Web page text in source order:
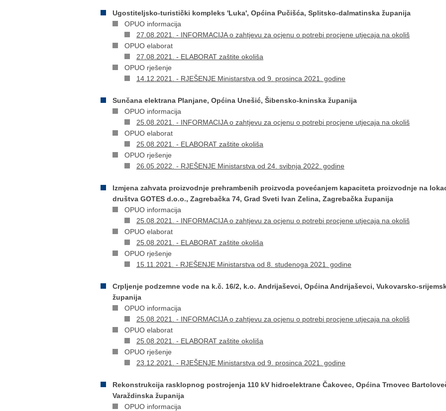
Ugostiteljsko-turistički kompleks 'Luka', Općina Pučišća, Splitsko-dalmatinska županija
OPUO informacija
27.08.2021. - INFORMACIJA o zahtjevu za ocjenu o potrebi procjene utjecaja na okoliš
OPUO elaborat
27.08.2021. - ELABORAT zaštite okoliša
OPUO rješenje
14.12.2021. - RJEŠENJE Ministarstva od 9. prosinca 2021. godine
Sunčana elektrana Planjane, Općina Unešić, Šibensko-kninska županija
OPUO informacija
25.08.2021. - INFORMACIJA o zahtjevu za ocjenu o potrebi procjene utjecaja na okoliš
OPUO elaborat
25.08.2021. - ELABORAT zaštite okoliša
OPUO rješenje
26.05.2022. - RJEŠENJE Ministarstva od 24. svibnja 2022. godine
Izmjena zahvata proizvodnje prehrambenih proizvoda povećanjem kapaciteta proizvodnje na
društva GOTES d.o.o., Zagrebačka 74, Grad Sveti Ivan Zelina, Zagrebačka županija
OPUO informacija
25.08.2021. - INFORMACIJA o zahtjevu za ocjenu o potrebi procjene utjecaja na okoliš
OPUO elaborat
25.08.2021. - ELABORAT zaštite okoliša
OPUO rješenje
15.11.2021. - RJEŠENJE Ministarstva od 8. studenoga 2021. godine
Crpljenje podzemne vode na k.č. 16/2, k.o. Andrijaševci, Općina Andrijaševci, Vukovarsko-
županija
OPUO informacija
25.08.2021. - INFORMACIJA o zahtjevu za ocjenu o potrebi procjene utjecaja na okoliš
OPUO elaborat
25.08.2021. - ELABORAT zaštite okoliša
OPUO rješenje
23.12.2021. - RJEŠENJE Ministarstva od 9. prosinca 2021. godine
Rekonstrukcija rasklopnog postrojenja 110 kV hidroelektrane Čakovec, Općina Trnovec
Varaždinska županija
OPUO informacija